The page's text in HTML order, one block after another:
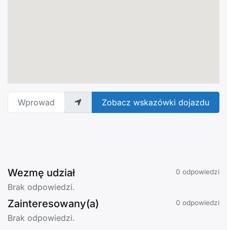
Wprowadź adres Zobacz wskazówki dojazdu
Wezmę udział 0 odpowiedzi
Brak odpowiedzi.
Zainteresowany(a) 0 odpowiedzi
Brak odpowiedzi.